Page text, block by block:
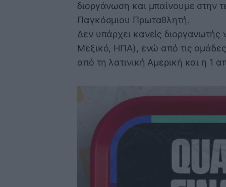
διοργάνωση και μπαίνουμε στην
Παγκόσμιου Πρωταθλητή.
Δεν υπάρχει κανείς
Μεξικό, ΗΠΑ), ενώ από τις
από τη λατινική Αμερική και η 1